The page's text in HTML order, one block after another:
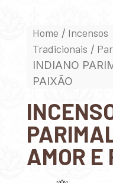
Home / Incensos
Tradicionais /
INDIANO
PAIXÃO
AMOR E